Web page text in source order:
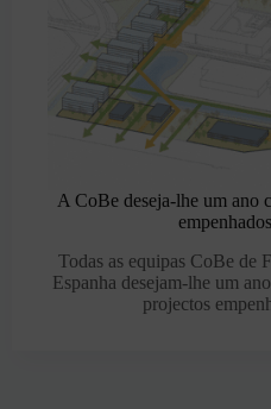
A CoBe deseja-lhe um ano
Todas as equipas CoBe de
Espanha desejam-lhe um
projectos